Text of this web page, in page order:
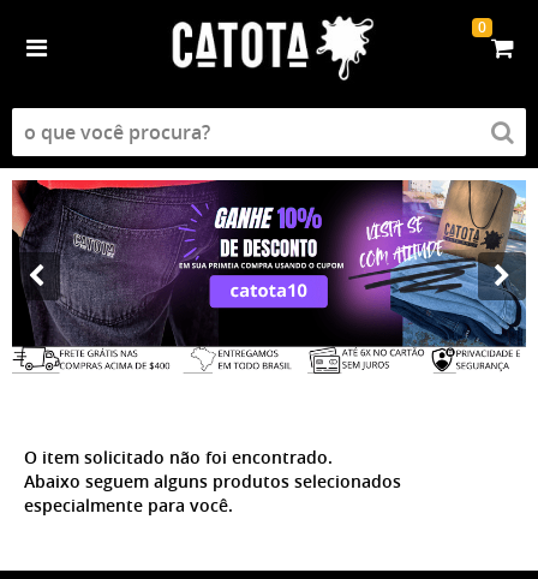
0
O item solicitado não foi encontrado.
Abaixo seguem alguns produtos selecionados
especialmente para você.